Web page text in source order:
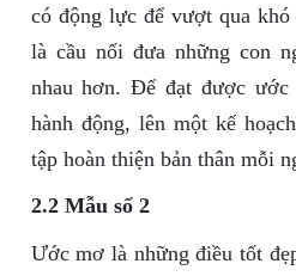
có động lực để vượt qua
là cầu nối đưa những con
nhau hơn. Để đạt được
hành động, lên một kế
tập hoàn thiện bản thân mỗi
2.2 Mẫu số 2
Ước mơ là những điều tốt